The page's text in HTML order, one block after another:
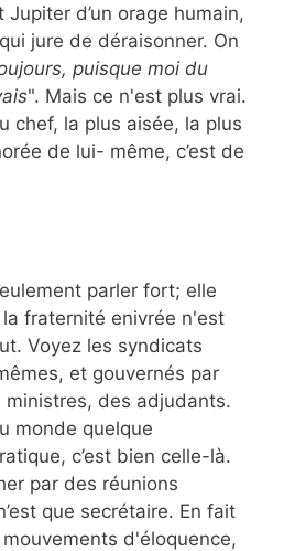
d’un orage humain,
jure de déraisonner. On
puisque moi du
". Mais ce n'est plus vrai.
chef, la plus aisée, la plus
de lui- même, c’est de
parler fort; elle
la fraternité enivrée n'est
Voyez les syndi­cats
et gouvernés par
ministres, des adjudants.
monde quelque
c’est bien celle-là.
par des réunions
que secrétaire. En fait
d'éloquence,